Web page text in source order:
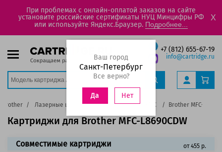
При проблемах с онлайн-оплатой заказов на сайте
установите российские сертификаты НУЦ Минцифры РФ
или используйте Яндекс.Браузер. Подробнее...
X
+7 (812) 655-67-19
info@cartridge.ru
Ваш город
Санкт-Петербург
Все верно?
Да Нет
Brother Лазерные цветные принтеры, МФУ MFC Brother MFC-
Картриджи для Brother MFC-L8690CDW
Совместимые картриджи от 455 р.